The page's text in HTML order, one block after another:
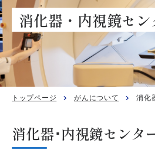
消化器・内視鏡セン
トップページ がんについて 消化
消化器･内視鏡センタ